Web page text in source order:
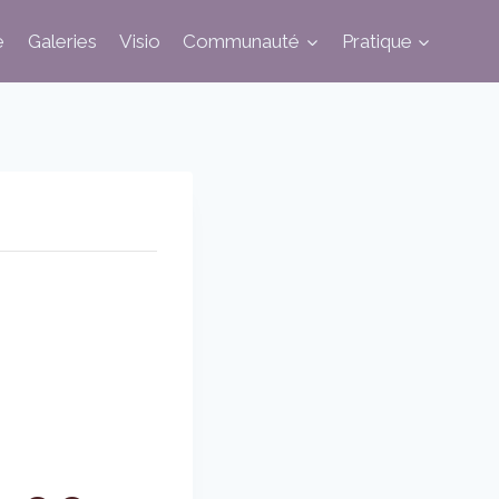
Galeries Visio Communauté Pratique